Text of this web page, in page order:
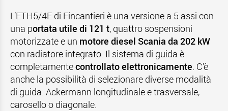
L’ETH5/4E di Fincantieri è una versione a 5 assi con
una portata utile di 121 t, quattro sospensioni
motorizzate e un motore diesel Scania da 202 kW
con radiatore integrato. Il sistema di guida è
completamentecontrollato elettronicamente. C'è
anche la possibilità di selezionare diverse modalità
di guida: Ackermann longitudinale e trasversale,
carosello o diagonale.